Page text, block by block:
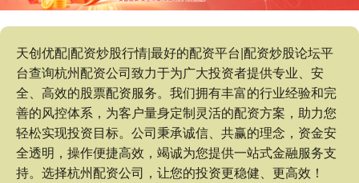
天创优配|配资炒股行情|最好的配资平台|配资炒股论坛平
台查询杭州配资公司致力于为广大投资者提供专业、安
全、高效的股票配资服务。我们拥有丰富的行业经验和完
善的风控体系，为客户量身定制灵活的配资方案，助力您
轻松实现投资目标。公司秉承诚信、共赢的理念，资金安
全透明，操作便捷高效，竭诚为您提供一站式金融服务支
持。选择杭州配资公司，让您的投资更稳健、更高效！